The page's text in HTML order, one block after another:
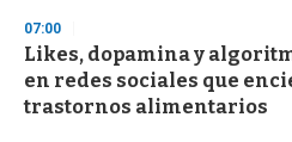
s
e
c
o
n
07:00
Likes, dopamina y
en redes sociales que
trastornos alimentarios